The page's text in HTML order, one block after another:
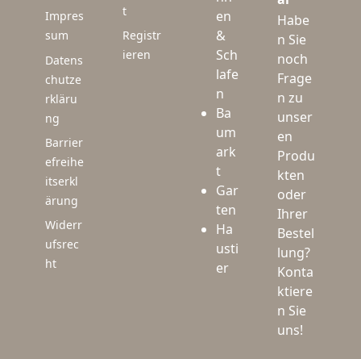
Impres
sum
Datens
chutze
rkläru
ng
Barrier
efreihe
itserkl
ärung
Widerr
ufsrec
ht
t
Registr
ieren
en
&
Sch
lafe
n
Ba
um
ark
t
Gar
ten
Ha
usti
er
Habe
n Sie
noch
Frage
n zu
unser
en
Produ
kten
oder
Ihrer
Bestel
lung?
Konta
ktiere
n Sie
uns!